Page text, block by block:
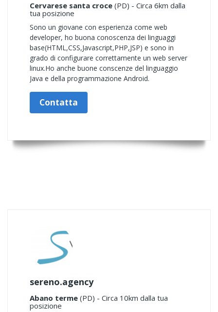
Cervarese santa croce (PD) - Circa 6km dalla
tua posizione
Sono un giovane con esperienza come web
developer, ho buona conoscenza dei linguaggi
base(HTML,CSS,Javascript,PHP,JSP) e sono in
grado di configurare correttamente un web server
linux.Ho anche buone conscenze del linguaggio
Java e della programmazione Android.
Contatta
sereno.agency
Abano terme (PD) - Circa 10km dalla tua
posizione